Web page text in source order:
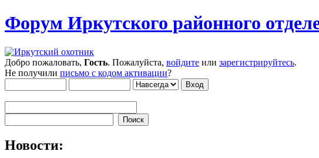
Форум Иркутского районного
Добро пожаловать, Гость. Пожалуйста, войдите или зарегистрируйтесь.
Не получили письмо с кодом активации?
Новости: